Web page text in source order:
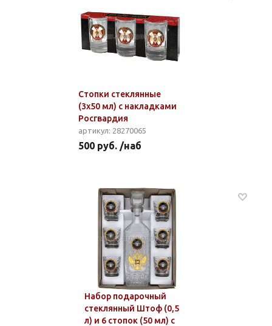
Стопки стеклянные
(3x50 мл) с накладками
Росгвардия
артикул: 28270065
500 руб. /наб
Набор подарочный
стеклянный Штоф (0,5
л) и 6 стопок (50 мл) с